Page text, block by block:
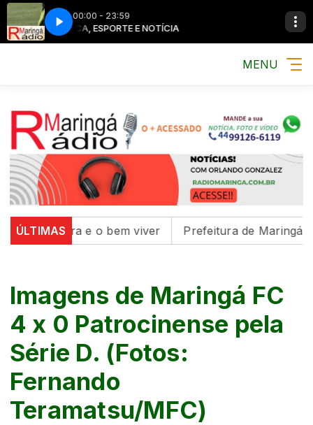
00:00 - 23:59
MÚSICA, ESPORTE E NOTÍCIA
MENU
ÚLTIMAS
a cultura e o bem viver Prefeitura de Maringá
Imagens de Maringá FC
4 x 0 Patrocinense pela
Série D. (Fotos:
Fernando
Teramatsu/MFC)